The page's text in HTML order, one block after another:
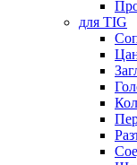
для TIG